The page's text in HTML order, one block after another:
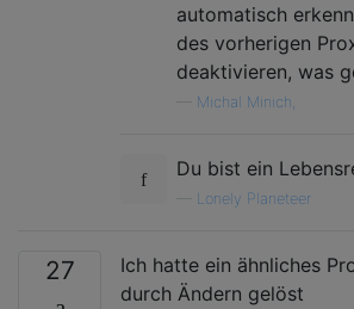
automatisch
des vorherigen
deaktivieren, was
Michal Minich,
Du bist ein
Lonely Planeteer
27
Ich hatte ein ähnliches
durch Ändern gelöst